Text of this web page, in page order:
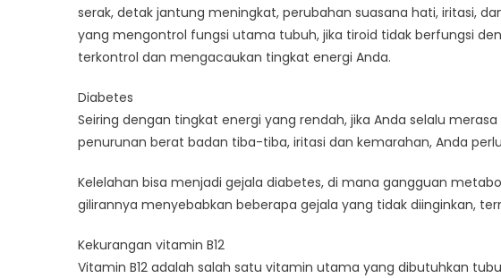
serak, detak jantung meningkat, perubahan suasana hati, iritasi,
yang mengontrol fungsi utama tubuh, jika tiroid tidak berfungsi
terkontrol dan mengacaukan tingkat energi Anda.
Diabetes
Seiring dengan tingkat energi yang rendah, jika Anda selalu
penurunan berat badan tiba-tiba, iritasi dan kemarahan, Anda
Kelelahan bisa menjadi gejala diabetes, di mana gangguan
gilirannya menyebabkan beberapa gejala yang tidak diinginkan,
Kekurangan vitamin B12
Vitamin B12 adalah salah satu vitamin utama yang dibutuhkan